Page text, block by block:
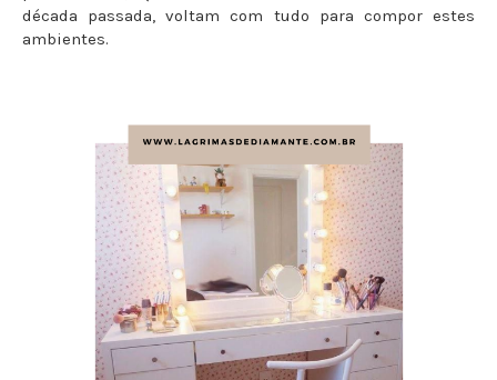
década passada, voltam com tudo para compor estes
ambientes.